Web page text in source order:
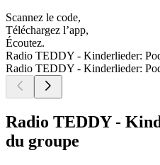
Scannez le code,
Téléchargez l’app,
Écoutez.
Radio TEDDY - Kinderlieder:
Radio TEDDY - Kinderlieder:
Radio TEDDY -
du groupe